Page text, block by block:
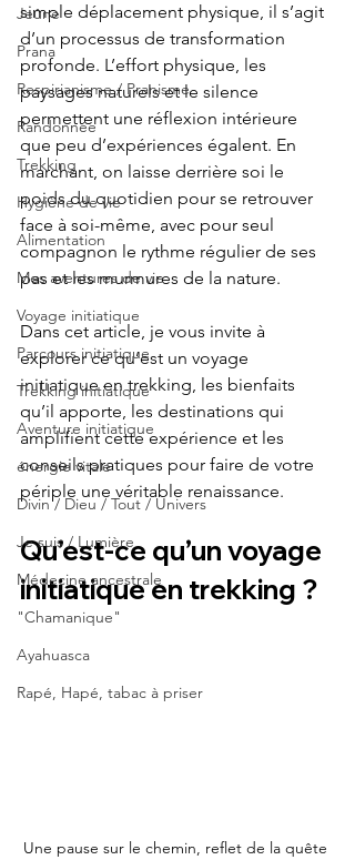
Jeûne
Prana
Respirianisme / Pranisme
Randonnée
Trekking
Hygiène de vie
Alimentation
Mes aventures de vie
Voyage initiatique
Parcours initiatique
Trekking initiatique
Aventure initiatique
énergie vitale
Divin / Dieu / Tout / Univers
Je suis / Lumière
Médecine ancestrale
"Chamanique"
Ayahuasca
Rapé, Hapé, tabac à priser
simple déplacement physique, il s’agit
d’un processus de transformation
profonde. L’effort physique, les
paysages naturels et le silence
permettent une réflexion intérieure
que peu d’expériences égalent. En
marchant, on laisse derrière soi le
poids du quotidien pour se retrouver
face à soi-même, avec pour seul
compagnon le rythme régulier de ses
pas et les murmures de la nature.
Dans cet article, je vous invite à
explorer ce qu’est un voyage
initiatique en trekking, les bienfaits
qu’il apporte, les destinations qui
amplifient cette expérience et les
conseils pratiques pour faire de votre
périple une véritable renaissance.
Qu’est-ce qu’un voyage
initiatique en trekking ?
Une pause sur le chemin, reflet de la quête